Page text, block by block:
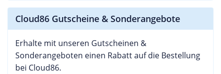
Cloud86 Gutscheine & Sonderangebote
Erhalte mit unseren Gutscheinen &
Sonderangeboten einen Rabatt auf die Bestellung
bei Cloud86.